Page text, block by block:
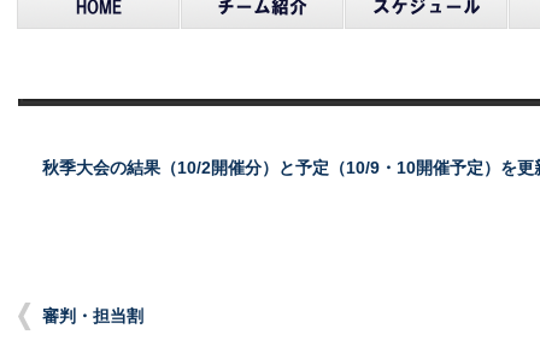
秋季大会の結果（10/2開催分）と予定（10/9・10開催予定）を更
審判・担当割